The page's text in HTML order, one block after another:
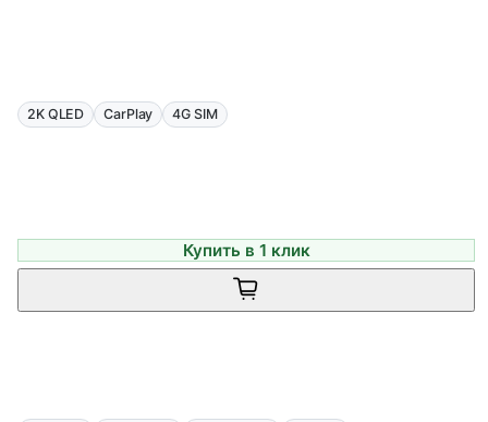
2K QLED CarPlay 4G SIM
Купить в 1 клик